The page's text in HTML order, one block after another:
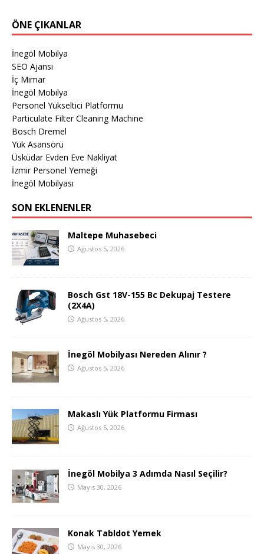
ÖNE ÇIKANLAR
İnegöl Mobilya
SEO Ajansı
İç Mimar
İnegöl Mobilya
Personel Yükseltici Platformu
Particulate Filter Cleaning Machine
Bosch Dremel
Yük Asansörü
Üsküdar Evden Eve Nakliyat
İzmir Personel Yemeği
İnegöl Mobilyası
SON EKLENENLER
Maltepe Muhasebeci
Ağustos 5, 2026
Bosch Gst 18V-155 Bc Dekupaj Testere
(2X4A)
Ağustos 5, 2026
İnegöl Mobilyası Nereden Alınır ?
Ağustos 5, 2026
Makaslı Yük Platformu Firması
Ağustos 5, 2026
İnegöl Mobilya 3 Adımda Nasıl Seçilir?
Mayıs 30, 2026
Konak Tabldot Yemek
Mayıs 30, 2026